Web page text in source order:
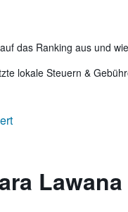
das Ranking aus und
lokale Steuern &